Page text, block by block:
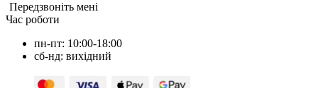
Передзвоніть мені
Час роботи
пн-пт: 10:00-18:00
сб-нд: вихідний